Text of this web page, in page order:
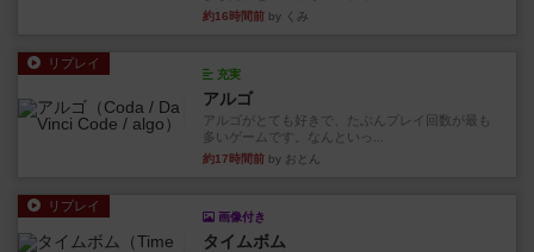
約16時間前 by くみ
リプレイ
充実
アルゴ
アルゴがとても好きで、たぶんプレイ回数が最も
多いゲームです。なんといっ...
約17時間前 by おとん
リプレイ
画像付き
タイムボム